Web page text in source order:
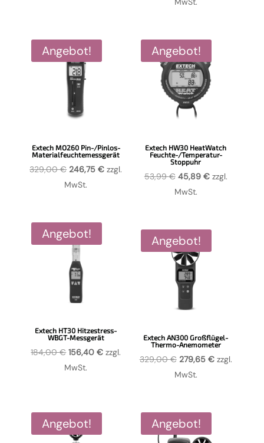
Angebot!
Extech MO260 Pin-/Pinlos-
Materialfeuchtemessgerät
329,00€ Ursprünglicher
Preis
246,75€Aktueller
zzgl.
MwSt.
Angebot!
Extech HW30 HeatWatch
Feuchte-/Temperatur-
Stoppuhr
53,99€ Ursprünglicher
Preis
45,89 €Aktueller
zzgl.
MwSt.
Angebot!
Extech HT30 Hitzestress-
WBGT-Messgerät
184,00€ Ursprünglicher
Preis
156,40€Aktueller
zzgl.
MwSt.
Angebot!
Extech AN300 Großflügel-
Thermo-Anemometer
329,00€ Ursprünglicher
Preis
279,65 €Aktueller
zzgl.
MwSt.
Angebot! Angebot!